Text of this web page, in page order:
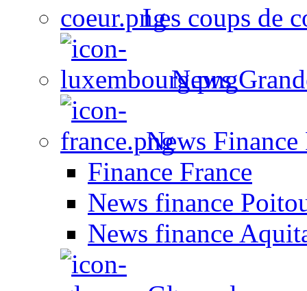
Les coups de
News
News Finance
Finance France
News finance
News finance